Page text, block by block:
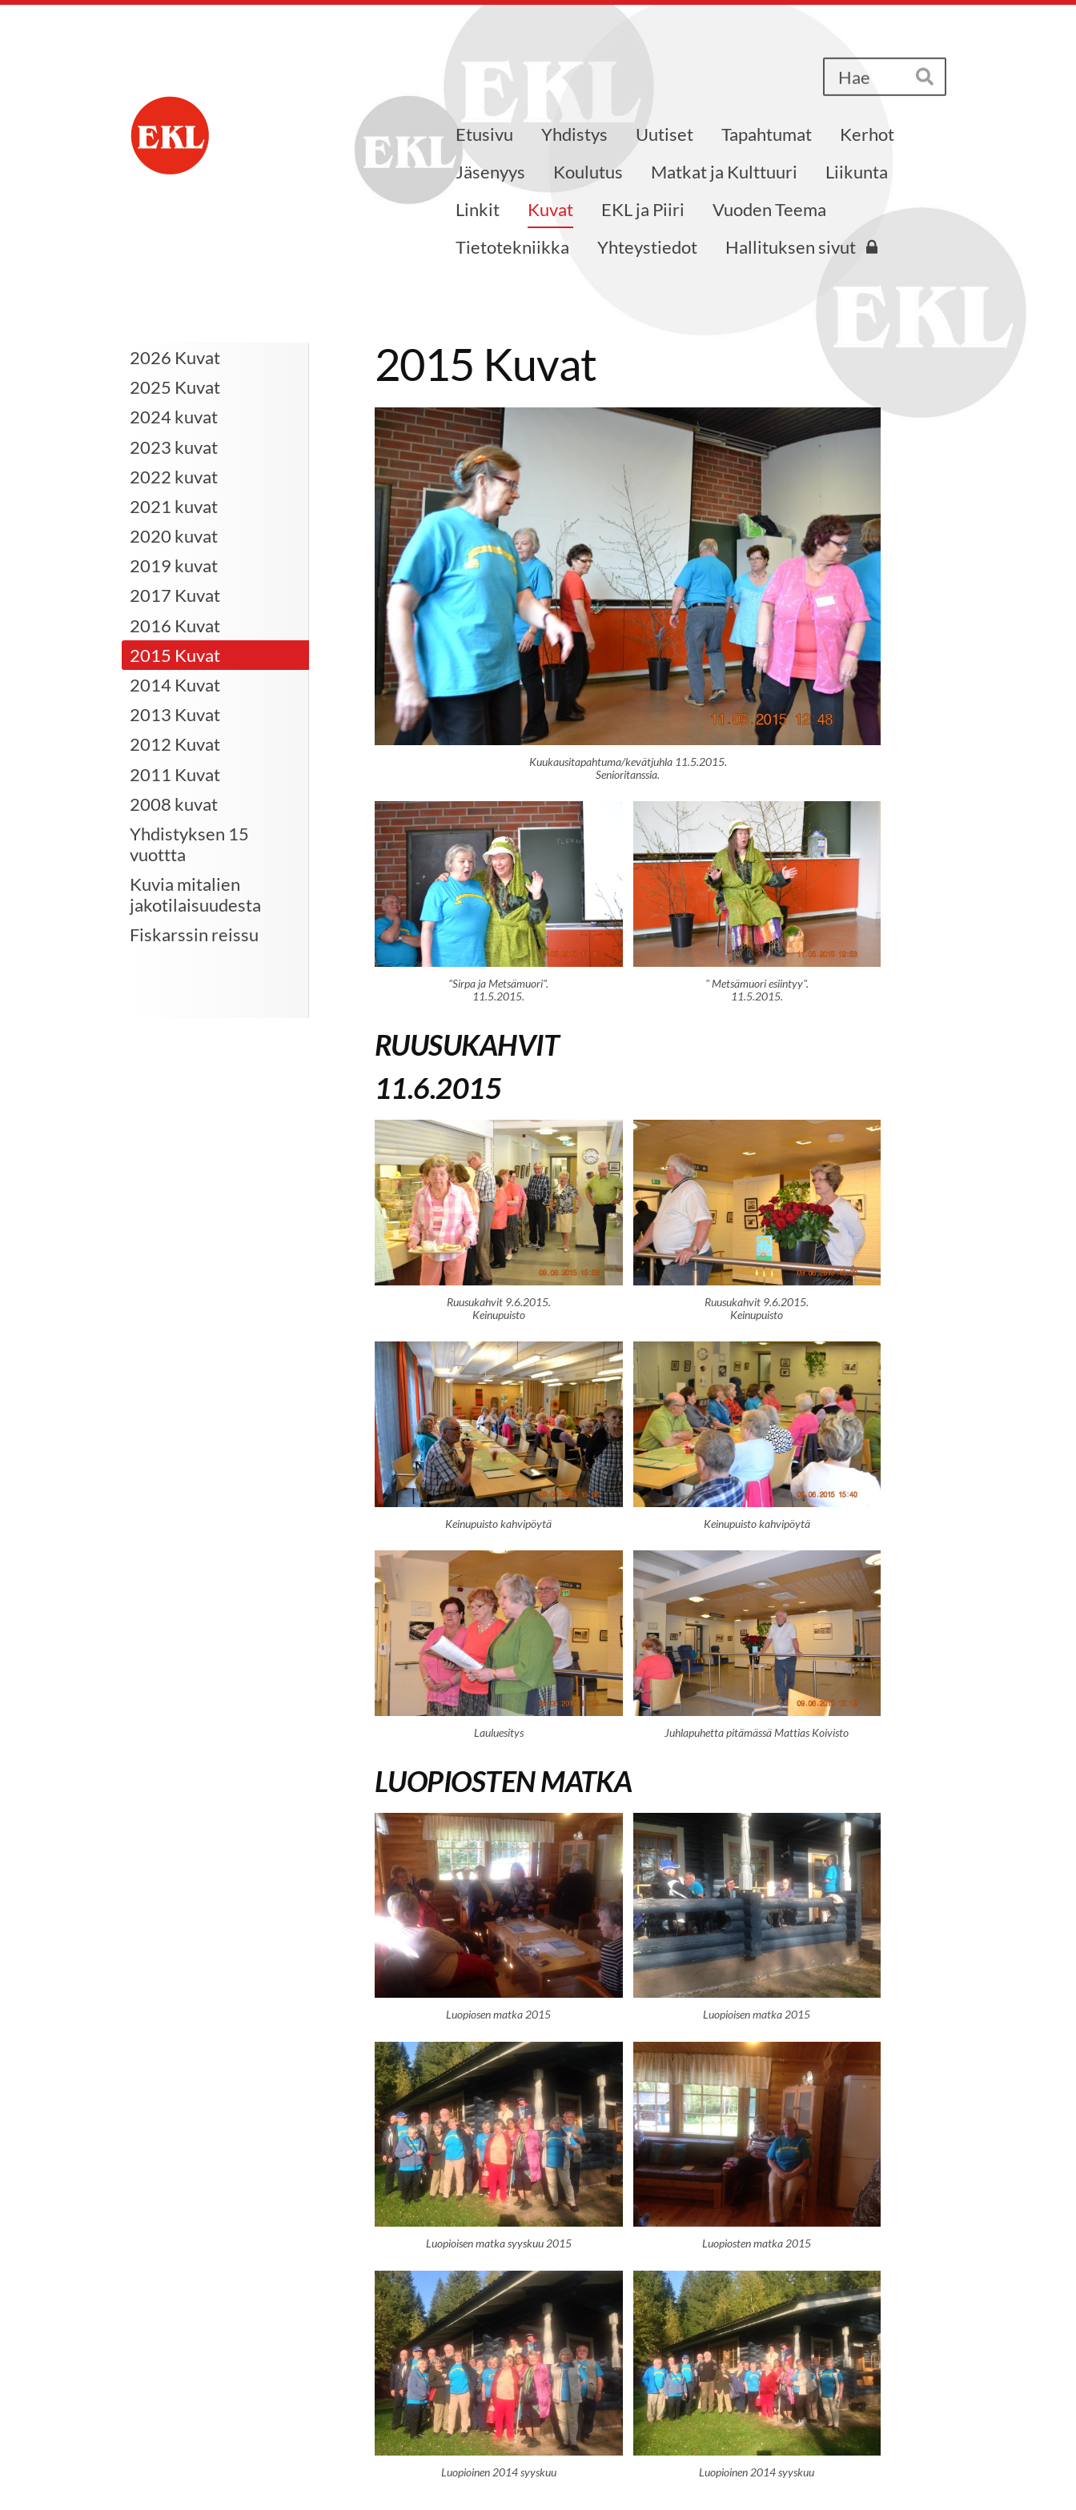
Hae
Hervannan Eläkkeensaajat ryEtusivu Yhdistys Uutiset Tapahtumat
Kerhot
Jäsenyys
Koulutus Matkat ja Kulttuuri
Liikunta
Linkit
Kuvat EKL ja Piiri
Vuoden Teema
Tietotekniikka
Yhteystiedot Hallituksen sivut
2026 Kuvat
2025 Kuvat
2024 kuvat
2023 kuvat
2022 kuvat
2021 kuvat
2020 kuvat
2019 kuvat
2017 Kuvat
2016 Kuvat
2015 Kuvat
2014 Kuvat
2013 Kuvat
2012 Kuvat
2011 Kuvat
2008 kuvat
Yhdistyksen 15
vuottta
Kuvia mitalien
jakotilaisuudesta
Fiskarssin reissu
2015 Kuvat
Kuukausitapahtuma/kevätjuhla 11.5.2015.
Senioritanssia.
"Sirpa ja Metsämuori".
11.5.2015.
RUUSUKAHVIT
11.6.2015
" Metsämuori esiintyy".
11.5.2015.
Ruusukahvit 9.6.2015.
Keinupuisto
Ruusukahvit 9.6.2015.
Keinupuisto
Keinupuisto kahvipöytä Keinupuisto kahvipöytä
Lauluesitys Juhlapuhetta pitämässä Mattias Koivisto
LUOPIOSTEN MATKA
Luopiosen matka 2015 Luopioisen matka 2015
Luopioisen matka syyskuu 2015 Luopiosten matka 2015
Luopioinen 2014 syyskuu Luopioinen 2014 syyskuu